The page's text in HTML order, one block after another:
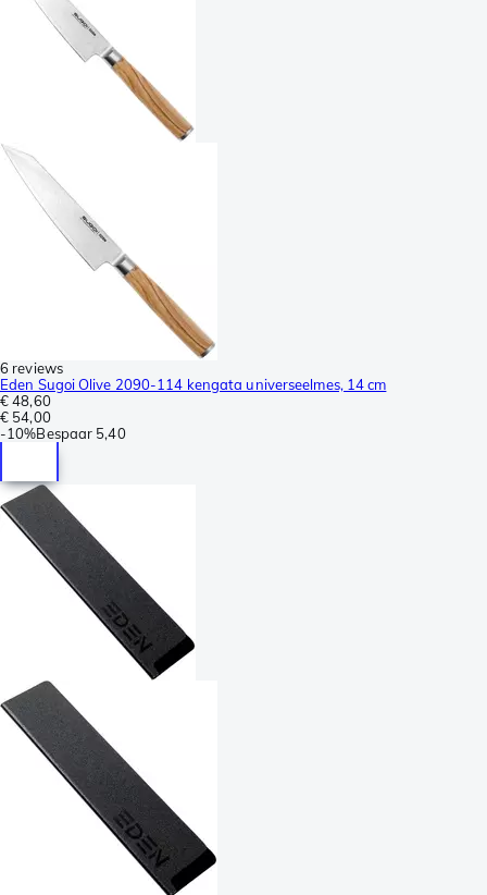
6 reviews
Eden Sugoi Olive 2090-114 kengata universeelmes, 14 cm
€ 48,60
€ 54,00
-10%Bespaar 5,40